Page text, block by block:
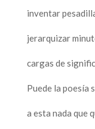
inventar
jerarquizar
cargas de
Puede la poesía
a esta nada que